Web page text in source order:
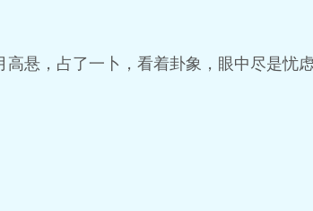
悬，占了一卜，看着卦象，眼中尽是忧虑